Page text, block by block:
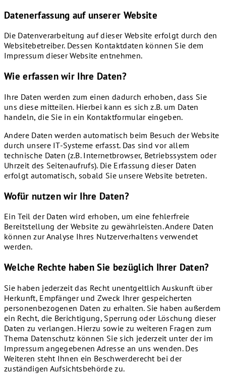
Datenerfassung auf unserer Website
Die Datenverarbeitung auf dieser Website erfolgt durch den
Websitebetreiber. Dessen Kontaktdaten können Sie dem
Impressum dieser Website entnehmen.
Wie erfassen wir Ihre Daten?
Ihre Daten werden zum einen dadurch erhoben, dass Sie
uns diese mitteilen. Hierbei kann es sich z.B. um Daten
handeln, die Sie in ein Kontaktformular eingeben.
Andere Daten werden automatisch beim Besuch der Website
durch unsere IT-Systeme erfasst. Das sind vor allem
technische Daten (z.B. Internetbrowser, Betriebssystem oder
Uhrzeit des Seitenaufrufs). Die Erfassung dieser Daten
erfolgt automatisch, sobald Sie unsere Website betreten.
Wofür nutzen wir Ihre Daten?
Ein Teil der Daten wird erhoben, um eine fehlerfreie
Bereitstellung der Website zu gewährleisten. Andere Daten
können zur Analyse Ihres Nutzerverhaltens verwendet
werden.
Welche Rechte haben Sie bezüglich Ihrer Daten?
Sie haben jederzeit das Recht unentgeltlich Auskunft über
Herkunft, Empfänger und Zweck Ihrer gespeicherten
personenbezogenen Daten zu erhalten. Sie haben außerdem
ein Recht, die Berichtigung, Sperrung oder Löschung dieser
Daten zu verlangen. Hierzu sowie zu weiteren Fragen zum
Thema Datenschutz können Sie sich jederzeit unter der im
Impressum angegebenen Adresse an uns wenden. Des
Weiteren steht Ihnen ein Beschwerderecht bei der
zuständigen Aufsichtsbehörde zu.